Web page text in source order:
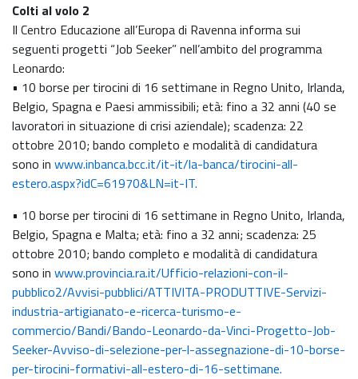
Colti al volo 2
Il Centro Educazione all’Europa di Ravenna informa sui
seguenti progetti “Job Seeker” nell’ambito del programma
Leonardo:
• 10 borse per tirocini di 16 settimane in Regno Unito, Irlanda,
Belgio, Spagna e Paesi ammissibili; età: fino a 32 anni (40 se
lavoratori in situazione di crisi aziendale); scadenza: 22
ottobre 2010; bando completo e modalità di candidatura
sono in www.inbanca.bcc.it/it-it/la-banca/tirocini-all-
estero.aspx?idC=61970&LN=it-IT.
• 10 borse per tirocini di 16 settimane in Regno Unito, Irlanda,
Belgio, Spagna e Malta; età: fino a 32 anni; scadenza: 25
ottobre 2010; bando completo e modalità di candidatura
sono in www.provincia.ra.it/Ufficio-relazioni-con-il-
pubblico2/Avvisi-pubblici/ATTIVITA-PRODUTTIVE-Servizi-
industria-artigianato-e-ricerca-turismo-e-
commercio/Bandi/Bando-Leonardo-da-Vinci-Progetto-Job-
Seeker-Avviso-di-selezione-per-l-assegnazione-di-10-borse-
per-tirocini-formativi-all-estero-di-16-settimane.